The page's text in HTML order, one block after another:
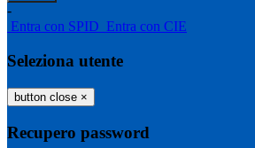
-
Entra con SPID Entra con CIE
Seleziona utente
button close ×
Recupero password